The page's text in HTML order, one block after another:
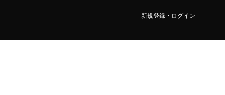
新規登録・ログイン